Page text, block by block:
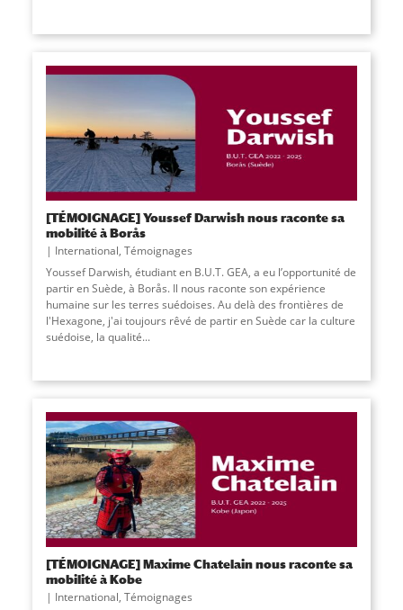
[TÉMOIGNAGE] Youssef Darwish nous raconte sa
mobilité à Borås
International, Témoignages
Youssef Darwish, étudiant en B.U.T. GEA, a eu l’opportunité de
partir en Suède, à Borås. Il nous raconte son expérience
humaine sur les terres suédoises. Au delà des frontières de
l'Hexagone, j'ai toujours rêvé de partir en Suède car la culture
suédoise, la qualité...
[TÉMOIGNAGE] Maxime Chatelain nous raconte sa
mobilité à Kobe
International, Témoignages